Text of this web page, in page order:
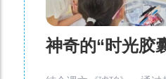
神奇的“时光胶